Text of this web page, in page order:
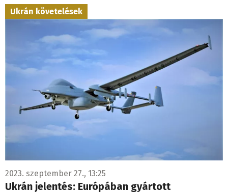
Ukrán követelések
2023. szeptember 27., 13:25
Ukrán jelentés: Európában gyártott